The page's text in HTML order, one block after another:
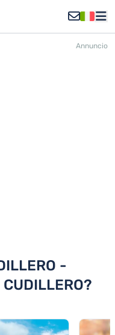
Annuncio
-